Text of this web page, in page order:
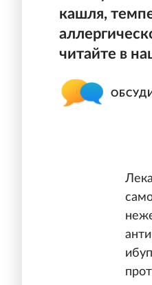
кашля,
читайте в